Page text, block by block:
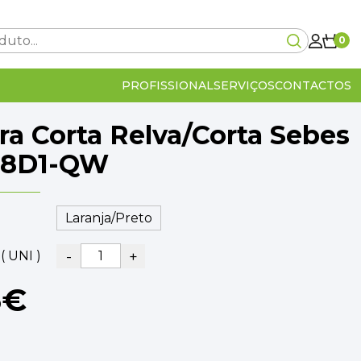
0
PROFISSIONALSERVIÇOSCONTACTOS
Carrinho Vazio!
no checkout
Corta Relva/Corta Sebes
QW
UNI ) - +